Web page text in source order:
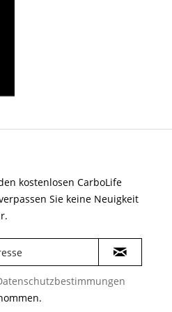
kostenlosen CarboLife
Sie keine Neuigkeit